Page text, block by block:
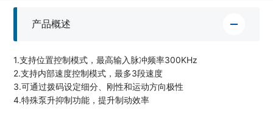
产品概述
1.支持位置控制模式，最高输入脉冲频率300KHz
2.支持内部速度控制模式，最多3段速度
3.可通过拨码设定细分、刚性和运动方向极性
4.特殊泵升抑制功能，提升制动效率